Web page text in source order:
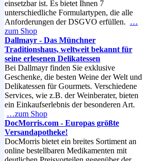
einsetzbar ist. Es bietet Ihnen 7
unterschiedliche Formulartypen, die alle
Anforderungen der DSGVO erfüllen. …
zum Shop
Dallmayr - Das Münchner
Traditionshaus, weltweit bekannt für
seine erlesenen Delikatessen
Bei Dallmayr finden Sie exklusive
Geschenke, die besten Weine der Welt und
Delikatessen für Gourmets. Verschiedene
Services, wie z.B. der Weinberater, bieten
ein Einkaufserlebnis der besonderen Art.
…zum Shop
DocMorris.com - Europas größte
Versandapotheke!
DocMorris bietet ein breites Sortiment an
online bestellbaren Medikamenten mit